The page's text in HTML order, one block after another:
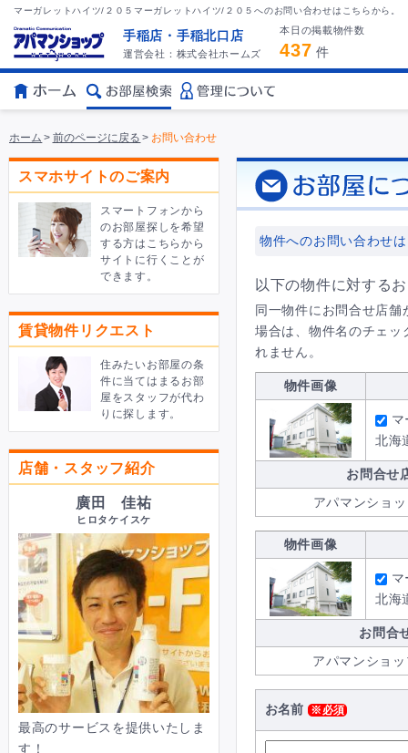
マーガレットハイツ/２０５マーガレットハイツ/２０５へのお問い合わせはこちらから。
手稲店・手稲北口店
運営会社：株式会社ホームズ
本日の掲載物件数
437 件
ホーム > 前のページに戻る > お問い合わせ
物件へのお問い合わせ
以下の物件に対する
同一物件にお問合せ店
場合は、物件名のチェッ
れません。
物件画像
北海
お問合せ
アパマンショ
物件画像
北海
お問合
アパマンショ
お名前 ※必須
スマホサイトのご案内
スマートフォンから
のお部屋探しを希望
する方はこちらから
サイトに行くことが
できます。
賃貸物件リクエスト
住みたいお部屋の条
件に当てはまるお部
屋をスタッフが代わ
りに探します。
店舗・スタッフ紹介
廣田 佳祐
ヒロタケイスケ
最高のサービスを提供いたしま
す！